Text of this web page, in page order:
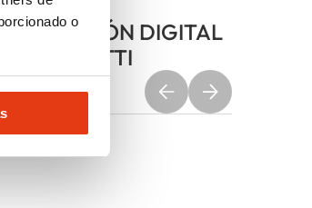
o
SALÓN DIGITAL
- FERRETTI